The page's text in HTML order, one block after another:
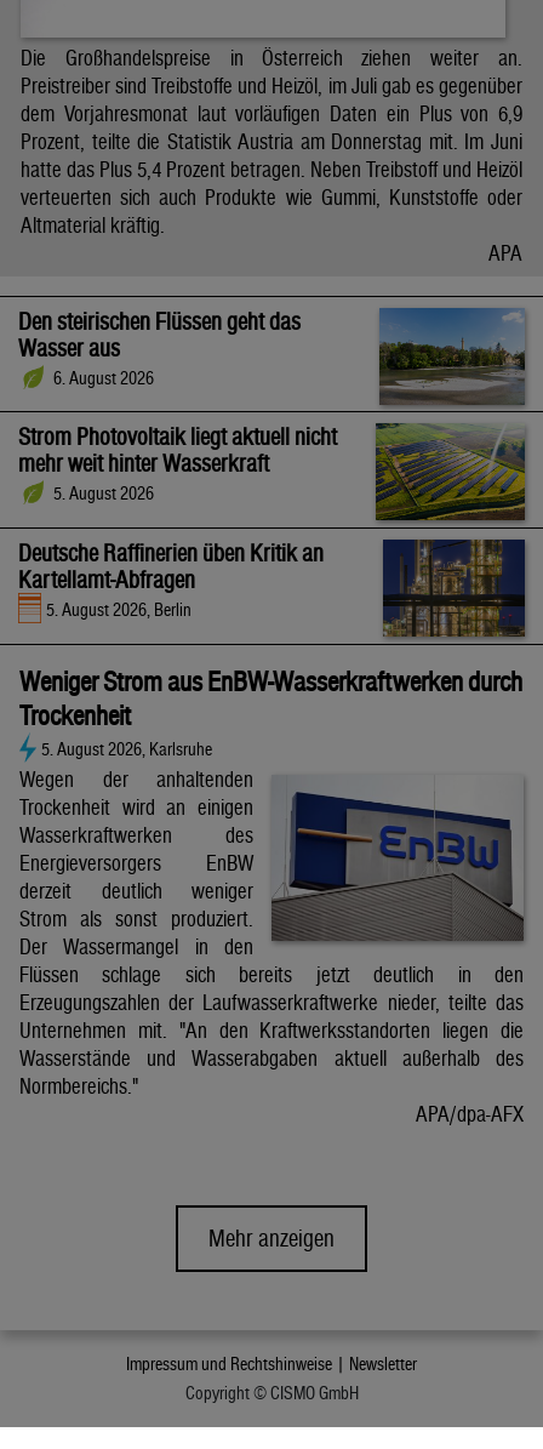
Die Großhandelspreise in Österreich ziehen weiter an.
Preistreiber sind Treibstoffe und Heizöl, im Juli gab es gegenüber
dem Vorjahresmonat laut vorläufigen Daten ein Plus von 6,9
Prozent, teilte die Statistik Austria am Donnerstag mit. Im Juni
hatte das Plus 5,4 Prozent betragen. Neben Treibstoff und Heizöl
verteuerten sich auch Produkte wie Gummi, Kunststoffe oder
Altmaterial kräftig.
APA
Den steirischen Flüssen geht das
Wasser aus
6. August 2026
Strom Photovoltaik liegt aktuell nicht
mehr weit hinter Wasserkraft
5. August 2026
Deutsche Raffinerien üben Kritik an
Kartellamt-Abfragen
5. August 2026, Berlin
Weniger Strom aus EnBW-Wasserkraftwerken durch
Trockenheit
5. August 2026, Karlsruhe
Wegen der anhaltenden
Trockenheit wird an einigen
Wasserkraftwerken des
Energieversorgers EnBW
derzeit deutlich weniger
Strom als sonst produziert.
Der Wassermangel in den
Flüssen schlage sich bereits jetzt deutlich in den
Erzeugungszahlen der Laufwasserkraftwerke nieder, teilte das
Unternehmen mit. "An den Kraftwerksstandorten liegen die
Wasserstände und Wasserabgaben aktuell außerhalb des
Normbereichs."
APA/dpa-AFX
Mehr anzeigen
Impressum und Rechtshinweise | Newsletter
Copyright © CISMO GmbH